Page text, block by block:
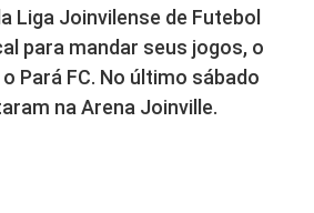
Liga Joinvilense de Futebol
para mandar seus jogos, o
Pará FC. No último sábado
na Arena Joinville.